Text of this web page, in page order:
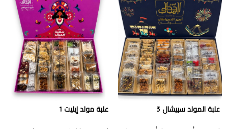
علبة المولد سبيشال 3 علبة مولد إيليت 1